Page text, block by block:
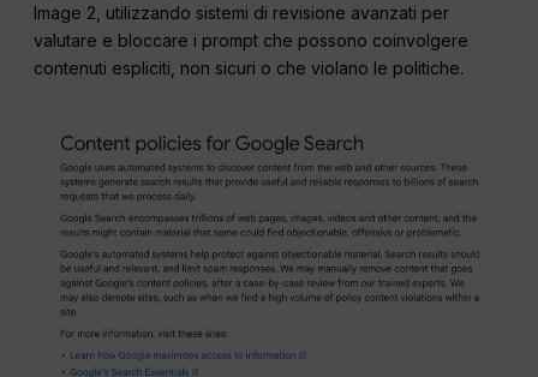
Image 2, utilizzando sistemi di revisione avanzati per
valutare e bloccare i prompt che possono coinvolgere
contenuti espliciti, non sicuri o che violano le politiche.